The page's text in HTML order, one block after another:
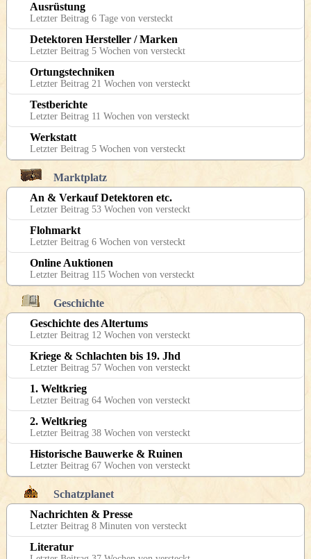
Ausrüstung
Letzter Beitrag 6 Tage von versteckt
Detektoren Hersteller / Marken
Letzter Beitrag 5 Wochen von versteckt
Ortungstechniken
Letzter Beitrag 21 Wochen von versteckt
Testberichte
Letzter Beitrag 11 Wochen von versteckt
Werkstatt
Letzter Beitrag 5 Wochen von versteckt
Marktplatz
An & Verkauf Detektoren etc.
Letzter Beitrag 53 Wochen von versteckt
Flohmarkt
Letzter Beitrag 6 Wochen von versteckt
Online Auktionen
Letzter Beitrag 115 Wochen von versteckt
Geschichte
Geschichte des Altertums
Letzter Beitrag 12 Wochen von versteckt
Kriege & Schlachten bis 19. Jhd
Letzter Beitrag 57 Wochen von versteckt
1. Weltkrieg
Letzter Beitrag 64 Wochen von versteckt
2. Weltkrieg
Letzter Beitrag 38 Wochen von versteckt
Historische Bauwerke & Ruinen
Letzter Beitrag 67 Wochen von versteckt
Schatzplanet
Nachrichten & Presse
Letzter Beitrag 8 Minuten von versteckt
Literatur